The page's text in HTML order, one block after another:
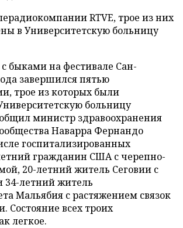
RTVE, трое из них
в Университетскую больницу
быками на фестивале Сан-
завершился пятью
трое из которых были
больницу
министр здравоохранения
Наварра Фернандо
госпитализированных
гражданин США с черепно-
20-летний житель Сеговии с
летний житель
Мальябия с растяжением связок
Состояние всех троих
легкое.